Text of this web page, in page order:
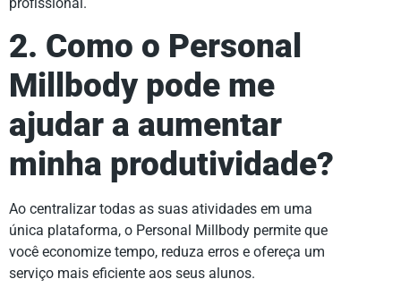
2. Como o Personal
Millbody pode me
ajudar a aumentar
minha produtividade?
Ao centralizar todas as suas atividades em uma
única plataforma, o Personal Millbody permite que
você economize tempo, reduza erros e ofereça um
serviço mais eficiente aos seus alunos.